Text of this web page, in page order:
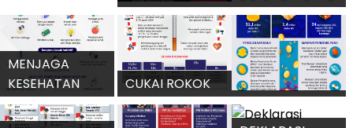
KUALITAS E-
GOVERNMENT
INDONESIA KIAN
BAIK
TAMBAHAN
KUOTA UNTUK
BBM SUBSIDI
PROGRES
PEMBANGUNAN
SMELTER DI
GRESIK
MEWASPADAI
PEMBERLAKUAN
INOVASI UNTUK
PENINGKATAN
KEPERCAYAAN
TERHADAP